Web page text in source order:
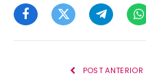
FacebookTwitterTelegram
POST ANTERIOR